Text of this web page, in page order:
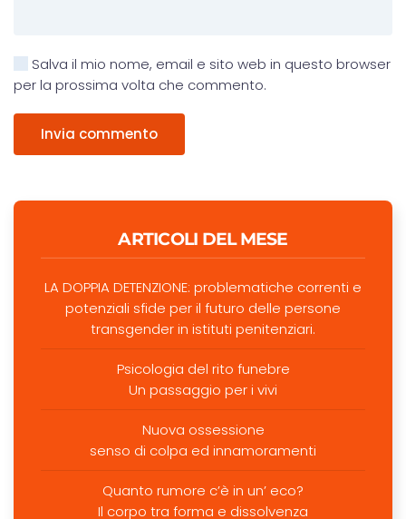
Salva il mio nome, email e sito web in questo browser
per la prossima volta che commento.
Invia commento
ARTICOLI DEL MESE
LA DOPPIA DETENZIONE: problematiche correnti e
potenziali sfide per il futuro delle persone
transgender in istituti penitenziari.
Psicologia del rito funebre
Un passaggio per i vivi
Nuova ossessione
senso di colpa ed innamoramenti
Quanto rumore c’è in un’ eco?
Il corpo tra forma e dissolvenza